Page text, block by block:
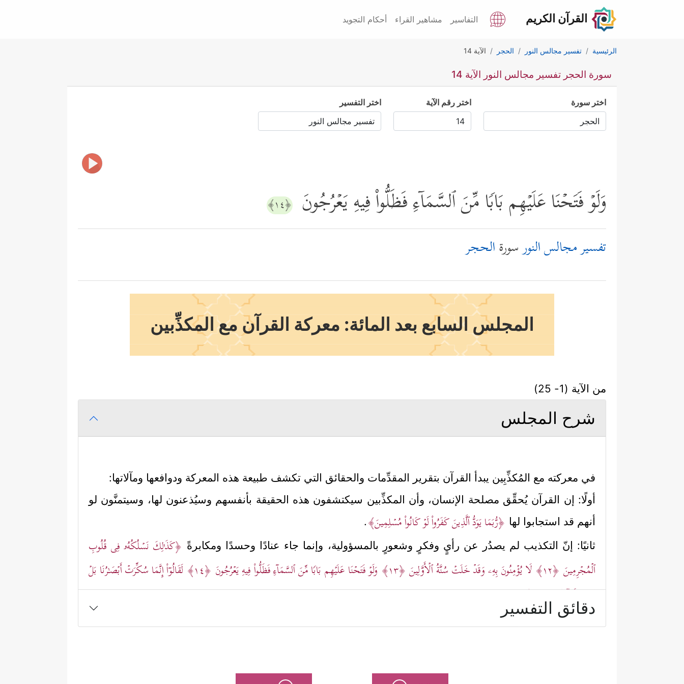
القرآن الكريم التفاسير مشاهير القراء أحكام التجويد
الرئيسية تفسير مجالس النور الحجر الآية 14
سورة الحجر تفسير مجالس النور الآية 14
اختر سورة اختر رقم الآية اختر التفسير
وَلَوۡ فَتَحۡنَا عَلَیۡهِم بَابࣰا مِّنَ ٱلسَّمَاۤءِ فَظَلُّواْ فِیهِ یَعۡرُجُونَ ﴿١٤﴾
تفسير مجالس النورسورةالحجر
المجلس السابع بعد المائة: معركة القرآن مع المكذِّبين
من الآية (1- 25)
شرح المجلس
في معركته مع المُكذِّبِين يبدأ القرآن بتقرير المقدِّمات والحقائق التي تكشف طبيعة هذه المعركة ودوافعها ومآلاتها:
أولًا: إن القرآن يُحقِّق مصلحة الإنسان، وأن المكذِّبين سيكتشفون هذه الحقيقة بأنفسهم وسيُذعنون لها، وسيتمنَّون لو
أنهم قد استجابوا لها ﴿رُّبَمَا یَوَدُّ ٱلَّذِینَ كَفَرُواْ لَوۡ كَانُواْ مُسۡلِمِینَ﴾ .
ثانيًا: إنّ التكذيب لم يصدُر عن رأيٍ وفكرٍ وشعورٍ بالمسؤولية، وإنما جاء عنادًا وحسدًا ومكابرةً ﴿كَذَ ٰ⁠لِكَ نَسۡلُكُهُۥ فِی قُلُوبِ
ٱلۡمُجۡرِمِینَ ﴿١٢﴾ لَا یُؤۡمِنُونَ بِهِۦ وَقَدۡ خَلَتۡ سُنَّةُ ٱلۡأَوَّلِینَ ﴿١٣﴾ وَلَوۡ فَتَحۡنَا عَلَیۡهِم بَابࣰا مِّنَ ٱلسَّمَاۤءِ فَظَلُّواْ فِیهِ یَعۡرُجُونَ ﴿١٤﴾
لَقَالُوۤاْ إِنَّمَا سُكِّرَتۡ أَبۡصَـٰرُنَا بَلۡ
نَحۡنُ قَوۡمࣱ مَّسۡحُورُونَ﴾.
ثالثًا: إن طبع المكذِّبين هؤلاء الاستهزاء والشتيمة، والتنابُز بالألقاب الوضيعة
دقائق التفسير